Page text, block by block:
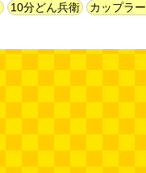
10分どん兵衛
カップラー